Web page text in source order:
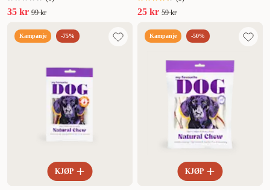
35 kr 99 kr 25 kr 59 kr
Kampanje -75%
KJØP
Kampanje -50%
KJØP